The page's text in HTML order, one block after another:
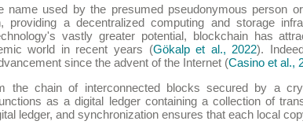
name used by the presumed pseudonymous person
providing a decentralized computing and storage
vastly greater potential, blockchain has
world in recent years (Gökalp et al., 2022).
since the advent of the Internet (Casino et al.,
the chain of interconnected blocks secured by a
as a digital ledger containing a collection of
ledger, and synchronization ensures that each local